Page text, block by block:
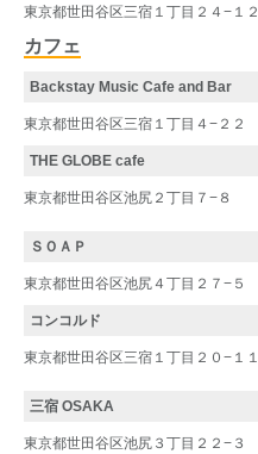
東京都世田谷区三宿１丁目２４−１２
カフェ
Backstay Music Cafe and Bar
東京都世田谷区三宿１丁目４−２２
THE GLOBE cafe
東京都世田谷区池尻２丁目７−８
ＳＯＡＰ
東京都世田谷区池尻４丁目２７−５
コンコルド
東京都世田谷区三宿１丁目２０−１１
三宿 OSAKA
東京都世田谷区池尻３丁目２２−３